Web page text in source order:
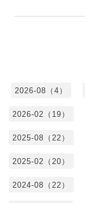
2026-08（4）
2026-02（19）
2025-08（22）
2025-02（20）
2024-08（22）